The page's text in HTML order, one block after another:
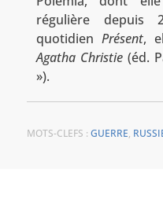
régulière depuis
quotidien Présent,
Agatha Christie(éd.
»).
MOTS-CLEFS : GUERRE,